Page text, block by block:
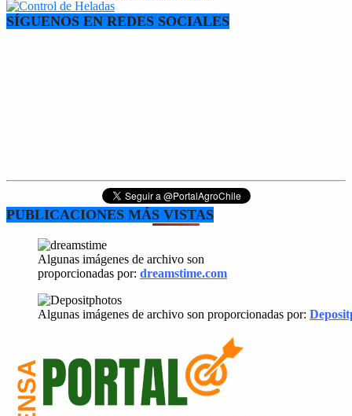
SÍGUENOS EN REDES SOCIALES
PUBLICACIONES MÁS VISTAS
Algunas imágenes de archivo son
proporcionadas por: dreamstime.com
Algunas imágenes de archivo son proporcionadas por: